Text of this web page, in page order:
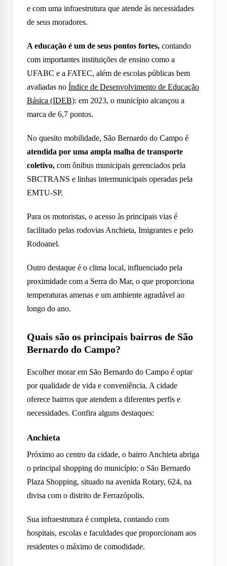
e com uma infraestrutura que atende às necessidades
de seus moradores.
A educação é um de seus pontos fortes, contando
com importantes instituições de ensino como a
UFABC e a FATEC, além de escolas públicas bem
avaliadas no Índice de Desenvolvimento de Educação
Básica (IDEB): em 2023, o município alcançou a
marca de 6,7 pontos.
No quesito mobilidade, São Bernardo do Campo é
atendida por uma ampla malha de transporte
coletivo, com ônibus municipais gerenciados pela
SBCTRANS e linhas intermunicipais operadas pela
EMTU-SP.
Para os motoristas, o acesso às principais vias é
facilitado pelas rodovias Anchieta, Imigrantes e pelo
Rodoanel.
Outro destaque é o clima local, influenciado pela
proximidade com a Serra do Mar, o que proporciona
temperaturas amenas e um ambiente agradável ao
longo do ano.
Quais são os principais bairros de São
Bernardo do Campo?
Escolher morar em São Bernardo do Campo é optar
por qualidade de vida e conveniência. A cidade
oferece bairros que atendem a diferentes perfis e
necessidades. Confira alguns destaques:
Anchieta
Próximo ao centro da cidade, o bairro Anchieta abriga
o principal shopping do município: o São Bernardo
Plaza Shopping, situado na avenida Rotary, 624, na
divisa com o distrito de Ferrazópolis.
Sua infraestrutura é completa, contando com
hospitais, escolas e faculdades que proporcionam aos
residentes o máximo de comodidade.